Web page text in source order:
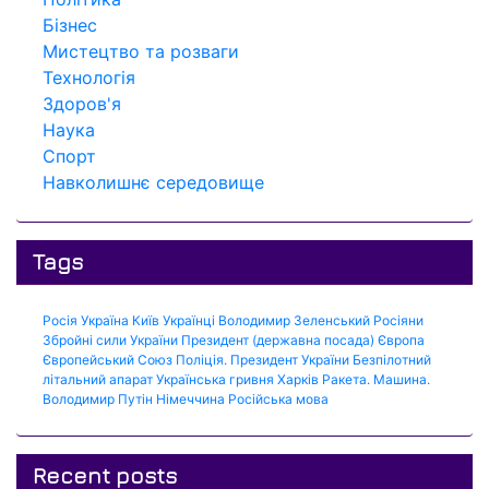
Бізнес
Мистецтво та розваги
Технологія
Здоров'я
Наука
Спорт
Навколишнє середовище
Tags
Росія Україна Київ Українці Володимир Зеленський Росіяни
Збройні сили України Президент (державна посада) Європа
Європейський Союз Поліція. Президент України Безпілотний
літальний апарат Українська гривня Харків Ракета. Машина.
Володимир Путін Німеччина Російська мова
Recent posts